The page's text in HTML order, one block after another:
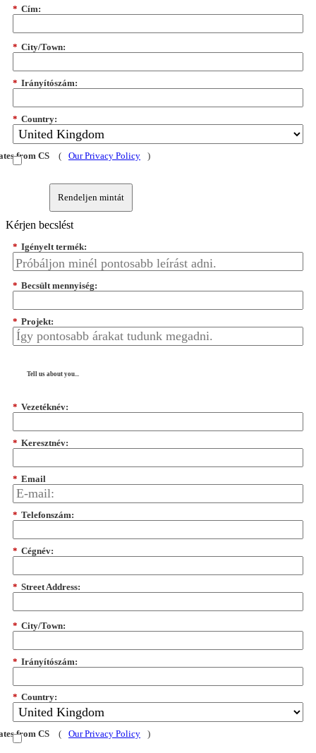
* Cím:
* City/Town:
* Irányítószám:
* Country:
from CS ( Our Privacy Policy )
Rendeljen mintát
Kérjen becslést
* Igényelt termék:
* Becsült mennyiség:
* Projekt:
Tell us about you...
* Vezetéknév:
* Keresztnév:
* Email
* Telefonszám:
* Cégnév:
* Street Address:
* City/Town:
* Irányítószám:
* Country:
from CS ( Our Privacy Policy )